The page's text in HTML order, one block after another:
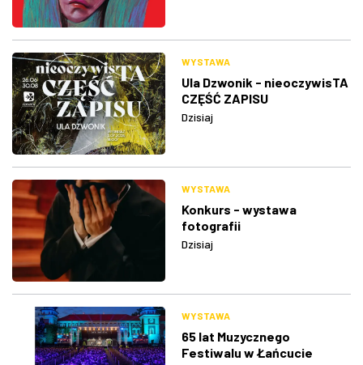
WYSTAWA
Ula Dzwonik - nieoczywisTA
CZĘŚĆ ZAPISU
Dzisiaj
WYSTAWA
Konkurs - wystawa
fotografii
Dzisiaj
WYSTAWA
65 lat Muzycznego
Festiwalu w Łańcucie